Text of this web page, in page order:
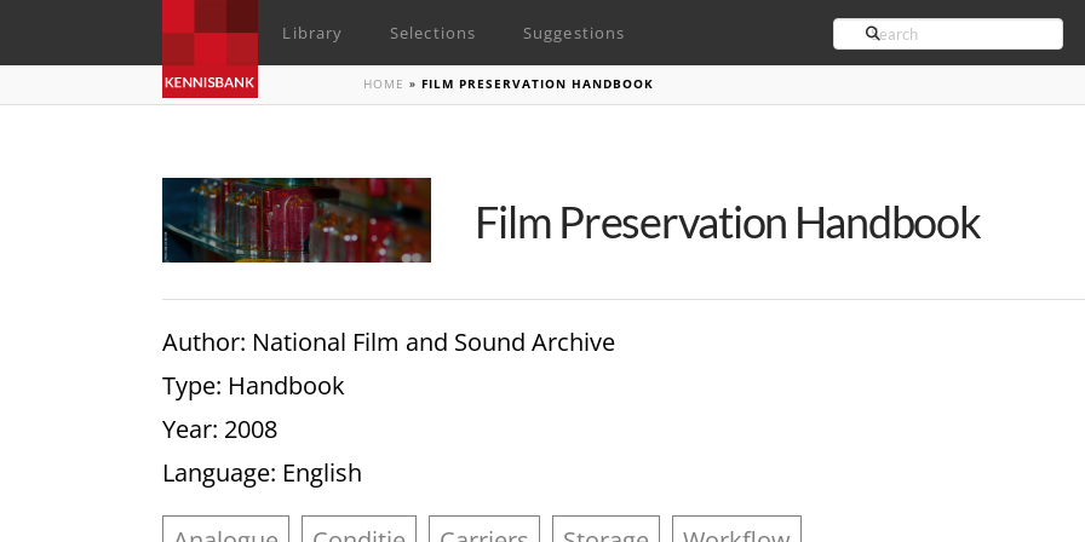
Library Selections Suggestions Search
HOME »FILM PRESERVATION HANDBOOK
Film Preservation Handbook
Author: National Film and Sound Archive
Type: Handbook
Year: 2008
Language: English